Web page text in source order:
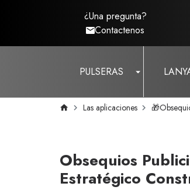
¿Una pregunta?
Contactenos
PULSERAS
Las aplicaciones
Obsequios
Estratégico